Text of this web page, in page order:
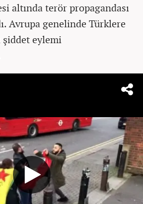
altında terör propagandası
Avrupa genelinde Türklere
şiddet eylemi